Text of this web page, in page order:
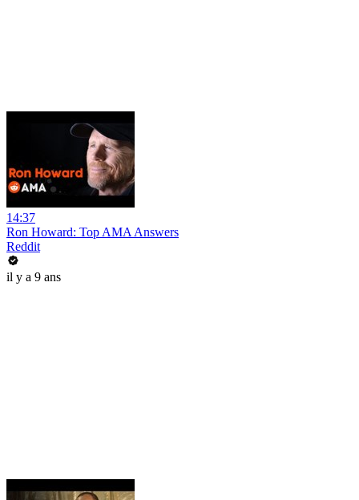
14:37
Ron Howard: Top AMA Answers
Reddit
il y a 9 ans